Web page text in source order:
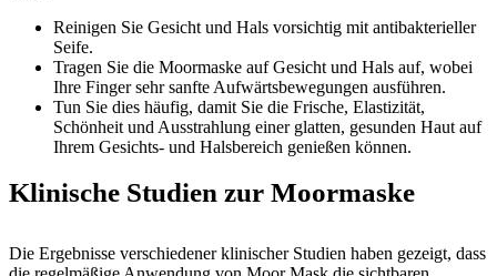
Reinigen Sie Gesicht und Hals vorsichtig mit antibakterieller
Seife.
Tragen Sie die Moormaske auf Gesicht und Hals auf, wobei
Ihre Finger sehr sanfte Aufwärtsbewegungen ausführen.
Tun Sie dies häufig, damit Sie die Frische, Elastizität,
Schönheit und Ausstrahlung einer glatten, gesunden Haut auf
Ihrem Gesichts- und Halsbereich genießen können.
Klinische Studien zur Moormaske
Die Ergebnisse verschiedener klinischer Studien haben gezeigt, dass